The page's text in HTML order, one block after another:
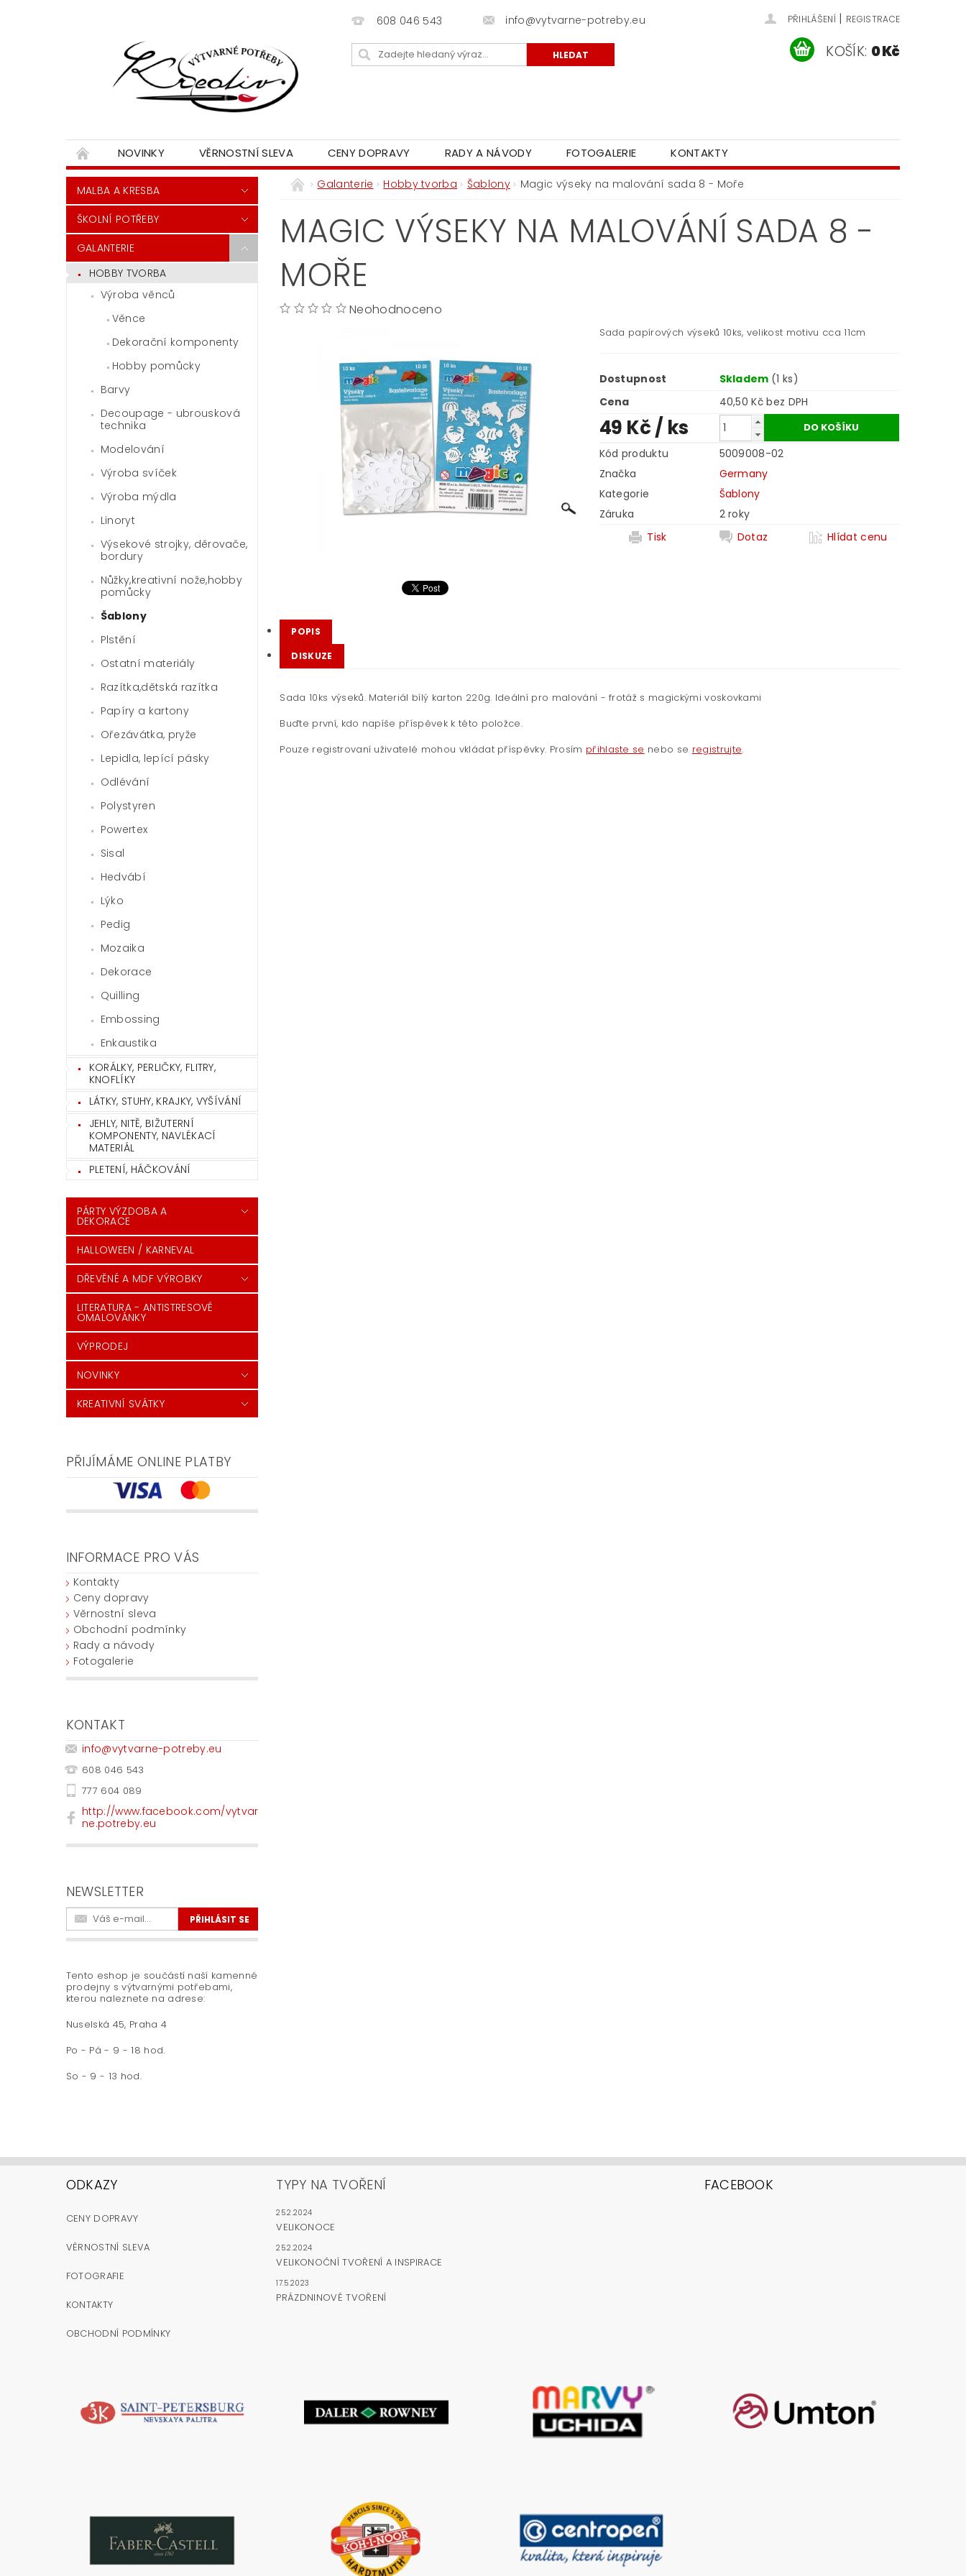
608 046 543 info@vytvarne-potreby.eu PŘIHLÁŠENÍ | REGISTRACE
KOŠÍK: 0 Kč
NOVINKY VĚRNOSTNÍ SLEVA CENY DOPRAVY RADY A NÁVODY FOTOGALERIE KONTAKTY
MALBA A KRESBA
ŠKOLNÍ POTŘEBY
GALANTERIE
HOBBY TVORBA
Výroba věnců
Věnce
Dekorační komponenty
Hobby pomůcky
Barvy
Decoupage - ubrousková
technika
Modelování
Výroba svíček
Výroba mýdla
Linoryt
Výsekové strojky, děrovače,
bordury
Nůžky,kreativní nože,hobby
pomůcky
Šablony
Plstění
Ostatní materiály
Razítka,dětská razítka
Papíry a kartony
Ořezávátka, pryže
Lepidla, lepící pásky
Odlévání
Polystyren
Powertex
Sisal
Hedvábí
Lýko
Pedig
Mozaika
Dekorace
Quilling
Embossing
Enkaustika
KORÁLKY, PERLIČKY, FLITRY,
KNOFLÍKY
LÁTKY, STUHY, KRAJKY, VYŠÍVÁNÍ
JEHLY, NITĚ, BIŽUTERNÍ
KOMPONENTY, NAVLÉKACÍ
MATERIÁL
PLETENÍ, HÁČKOVÁNÍ
PÁRTY VÝZDOBA A
DEKORACE
HALLOWEEN / KARNEVAL
DŘEVĚNÉ A MDF VÝROBKY
LITERATURA - ANTISTRESOVÉ
OMALOVÁNKY
VÝPRODEJ
NOVINKY
KREATIVNÍ SVÁTKY
PŘIJÍMÁME ONLINE PLATBY
INFORMACE PRO VÁS
Kontakty
Ceny dopravy
Věrnostní sleva
Obchodní podmínky
Rady a návody
Fotogalerie
KONTAKT
info@vytvarne-potreby.eu
608 046 543
777 604 089
http://www.facebook.com/vytvar
ne.potreby.eu
NEWSLETTER
Tento eshop je součástí naší kamenné
prodejny s výtvarnými potřebami,
kterou naleznete na adrese:
Nuselská 45, Praha 4
Po - Pá - 9 - 18 hod.
So - 9 - 13 hod.
Galanterie Hobby tvorba Šablony Magic výseky na malování sada 8 - Moře
MAGIC VÝSEKY NA MALOVÁNÍ SADA 8 -
MOŘE
Neohodnoceno
Sada papírových výseků 10ks, velikost motivu cca 11cm
Dostupnost Skladem (1 ks)
Cena
40,50 Kč bez DPH
49 Kč/ ks
Kód produktu
5009008-02
Značka
Germany
Kategorie
Šablony
Záruka
2 roky
Tisk
Dotaz Hlídat cenu
POPIS
DISKUZE
Sada 10ks výseků. Materiál bílý karton 220g. Ideální pro malování - frotáž s magickými voskovkami
Buďte první, kdo napíše příspěvek k této položce.
Pouze registrovaní uživatelé mohou vkládat příspěvky. Prosím přihlaste se nebo se registrujte.
ODKAZY
CENY DOPRAVY
VĚRNOSTNÍ SLEVA
FOTOGRAFIE
KONTAKTY
OBCHODNÍ PODMÍNKY
TYPY NA TVOŘENÍ
25.2.2024
VELIKONOCE
25.2.2024
VELIKONOČNÍ TVOŘENÍ A INSPIRACE
17.5.2023
PRÁZDNINOVÉ TVOŘENÍ
FACEBOOK